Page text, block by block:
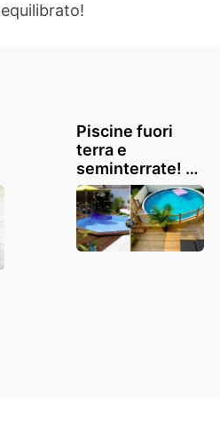
Piscine fuori
terra e
seminterrate! 18
idee da cui
trarre
ispirazione